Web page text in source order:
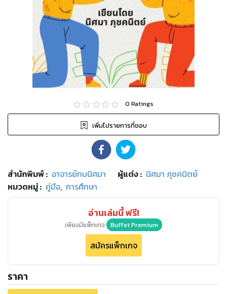
0 Ratings
เพิ่มไปรายการที่ชอบ
สำนักพิมพ์: อาจารย์กบนิศมา ผู้แต่ง : นิศมา ภุชคนิตย์
หมวดหมู่: คู่มือ, การศึกษา
อ่านเล่มนี้ ฟรี!
เพียงมีแพ็กเกจ Buffet Premium
สมัครแพ็กเกจ
ราคา